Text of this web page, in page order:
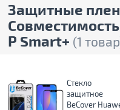
Защитные
P Smart+ (1
Стекло
защитное
BeCover